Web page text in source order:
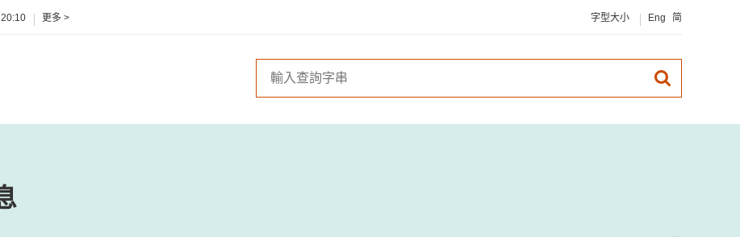
20:10 更多 > 字型大小 Eng 简